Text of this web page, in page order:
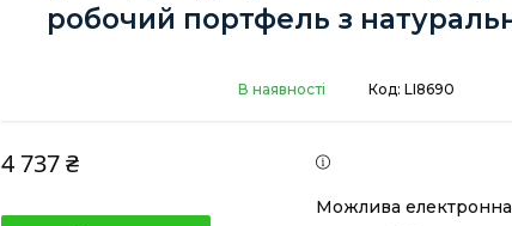
робочий портфель з
В наявності Код: LI8690
4 737 ₴